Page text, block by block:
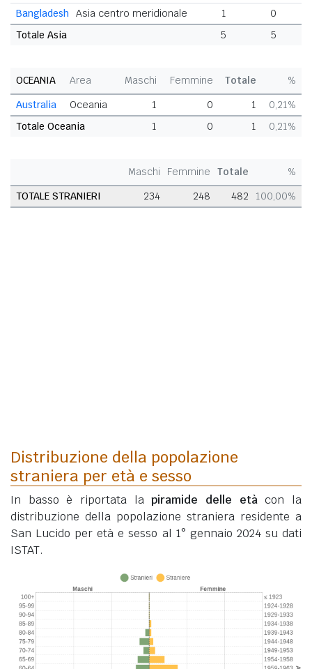
Bangladesh
Asia centro meridionale 1 0
Totale Asia
5 5
OCEANIA Area Maschi Femmine Totale
%
Australia
Oceania 1 0 1
0,21%
Totale Oceania
1 0 1 0,21%
Maschi Femmine Totale
%
TOTALE STRANIERI
234 248 482 100,00%
Distribuzione della popolazione
straniera per età e sesso
In basso è riportata lapiramide delle etàcon la
distribuzione della popolazione straniera residente a
San Lucido per età e sesso al 1° gennaio 2024 su dati
ISTAT.